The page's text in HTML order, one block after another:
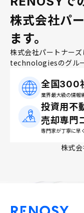
株式会社パ
ます。
株式会社パートナーズ
technologiesのグルー
全国300
業界最大級の情報
投資用不
売却専門
専門家が丁寧に早
株式